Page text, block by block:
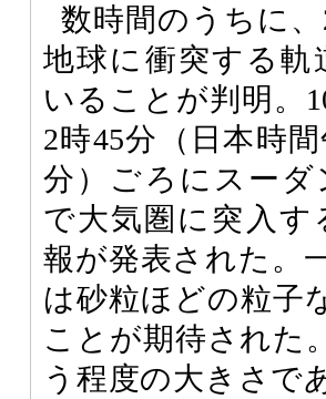
数時間のうちに、
地球に衝突する軌
いることが判明。
2時45分（日本時
分）ごろにスーダ
で大気圏に突入す
報が発表された。
は砂粒ほどの粒子
ことが期待された
う程度の大きさで